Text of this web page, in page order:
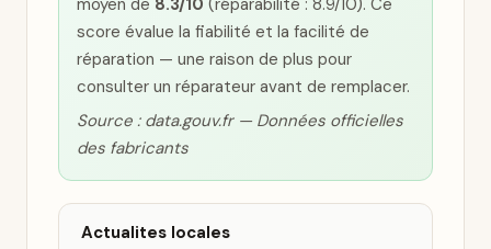
moyen de 8.3/10 (réparabilité : 8.9/10). Ce
score évalue la fiabilité et la facilité de
réparation — une raison de plus pour
consulter un réparateur avant de remplacer.
Source : data.gouv.fr — Données officielles
des fabricants
Actualites locales